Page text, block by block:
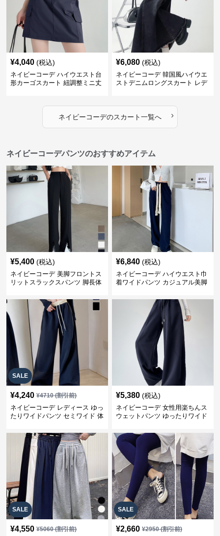
¥4,040 (税込)
ネイビーコーデ ハイウエスト台
形カーゴスカート 紐調整ミニ丈
¥6,080 (税込)
ネイビーコーデ 韓国風ハイウエ
ストデニムロングスカート レデ
ネイビーコーデのスカート一覧へ ›
ネイビーコーデパンツのおすすめアイテム
¥5,400 (税込)
ネイビーコーデ 美脚フロントス
リットスラックスパンツ 脚長体
¥6,840 (税込)
ネイビーコーデ ハイウエスト巾
着ワイドパンツ カジュアル美脚
SALE
¥4,240 ¥4710(割引前)
ネイビーコーデ レディース ゆっ
たりワイドパンツ セミワイド 体
¥5,380 (税込)
ネイビーコーデ 女性用楽ちんス
ウェットパンツ ゆったりワイド
SALE
¥4,550 ¥5060(割引前)
SALE
¥2,660 ¥2950(割引前)